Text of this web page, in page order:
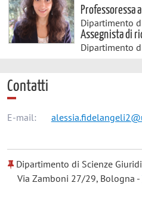
Professoressa
Dipartimento
Assegnista di
Dipartimento
Contatti
E-mail:
Dipartimento di Scienze
Via Zamboni 27/29, Bologna -